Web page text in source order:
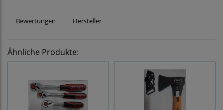
Bewertungen Hersteller
Ähnliche Produkte: